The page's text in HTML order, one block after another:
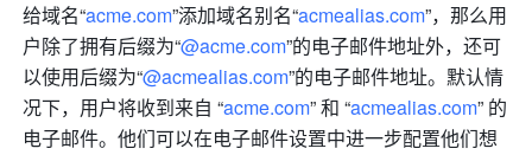
给域名“acme.com”添加域名别名“acmealias.com”，那么用
户除了拥有后缀为“@acme.com”的电子邮件地址外，还可
以使用后缀为“@acmealias.com”的电子邮件地址。默认情
况下，用户将收到来自 “acme.com” 和 “acmealias.com” 的
电子邮件。他们可以在电子邮件设置中进一步配置他们想